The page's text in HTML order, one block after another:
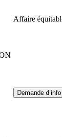
Affaire
Demande d’info